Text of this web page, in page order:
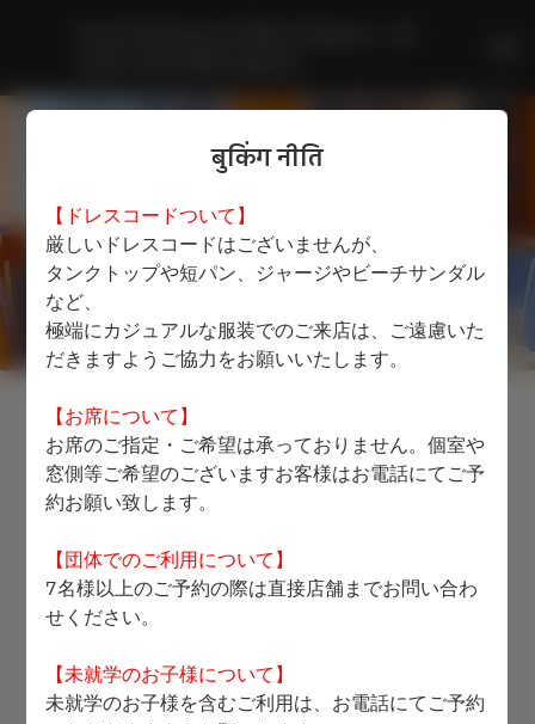
French Restaurant Mikuni
Sapporo
2 मेहमान
शुक्र ७ अग.
समय का चयन करें
बुकिंग नीति
【ドレスコードついて】
厳しいドレスコードはございませんが、
タンクトップや短パン、ジャージやビーチサンダル
など、
極端にカジュアルな服装でのご来店は、ご遠慮いた
だきますようご協力をお願いいたします。
【お席について】
お席のご指定・ご希望は承っておりません。個室や
窓側等ご希望のございますお客様はお電話にてご予
約お願い致します。
【団体でのご利用について】
7名様以上のご予約の際は直接店舗までお問い合わ
せください。
【未就学のお子様について】
未就学のお子様を含むご利用は、お電話にてご予約